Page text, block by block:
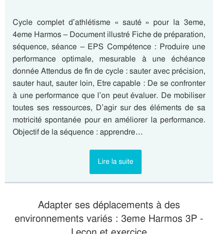
Cycle complet d’athlétisme « sauté » pour la 3eme,
4eme Harmos – Document illustré Fiche de préparation,
séquence, séance – EPS Compétence : Produire une
performance optimale, mesurable à une échéance
donnée Attendus de fin de cycle : sauter avec précision,
sauter haut, sauter loin, Etre capable : De se confronter
à une performance que l’on peut évaluer. De mobiliser
toutes ses ressources, D’agir sur des éléments de sa
motricité spontanée pour en améliorer la performance.
Objectif de la séquence : apprendre…
Lire la suite
Adapter ses déplacements à des
environnements variés : 3eme Harmos 3P -